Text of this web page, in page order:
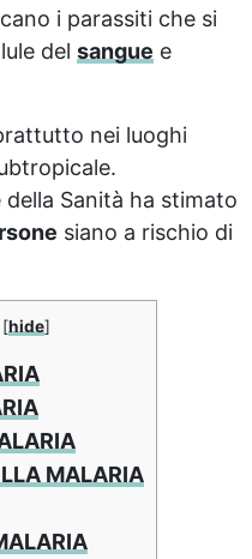
i parassiti che si
del sangue e
nei luoghi
della Sanità ha stimato
siano a rischio di
[hide]
MALARIA